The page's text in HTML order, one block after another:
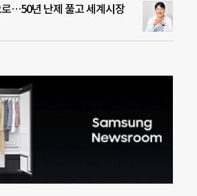
로…50년 난제 풀고 세계시장